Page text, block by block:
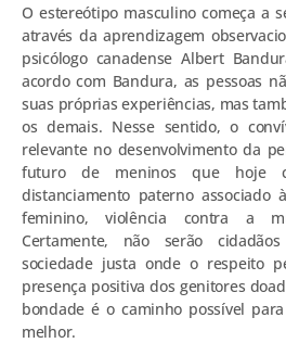
O estereótipo masculino começa a
através da aprendizagem
psicólogo canadense Albert
acordo com Bandura, as pessoas
suas próprias experiências, mas
os demais. Nesse sentido, o
relevante no desenvolvimento da
futuro de meninos que hoje
distanciamento paterno associado
feminino, violência contra a
Certamente, não serão
sociedade justa onde o respeito
presença positiva dos genitores
bondade é o caminho possível
melhor.